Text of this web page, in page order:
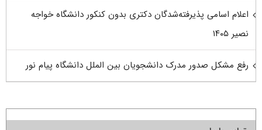
اعلام اسامی پذیرفته‌شدگان دکتری بدون کنکور دانشگاه خواجه
نصیر ۱۴۰۵
رفع مشکل صدور مدرک دانشجویان بین الملل دانشگاه پیام نور